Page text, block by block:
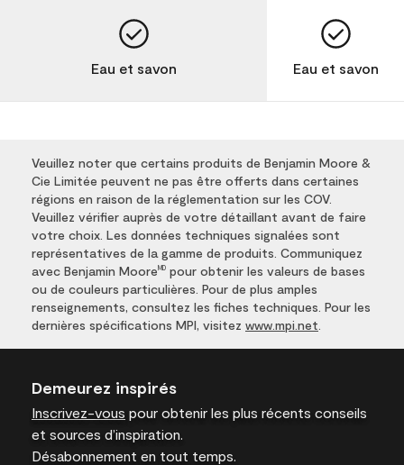
Eau et savon Eau et savon
Veuillez noter que certains produits de Benjamin Moore &
Cie Limitée peuvent ne pas être offerts dans certaines
régions en raison de la réglementation sur les COV.
Veuillez vérifier auprès de votre détaillant avant de faire
votre choix. Les données techniques signalées sont
représentatives de la gamme de produits. Communiquez
avec Benjamin Moore MD pour obtenir les valeurs de bases
ou de couleurs particulières. Pour de plus amples
renseignements, consultez les fiches techniques. Pour les
dernières spécifications MPI, visitez www.mpi.net
Demeurez inspirés
Inscrivez-vous pour obtenir les plus récents conseils
et sources d’inspiration.
Désabonnement en tout temps.